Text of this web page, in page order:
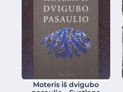
Moteris iš dvigubo